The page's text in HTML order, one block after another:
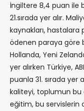
İngiltere 8,4 puan ile
21.sırada yer alır.
kaynakları,
ödenen paraya göre
Hollanda, Yeni
yer alırken Türkiye,
puanla 31. sırada yer
kaliteyi, toplumun bu
eğitim, bu servislerin